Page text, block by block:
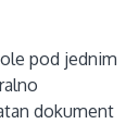
pod jednim
dokument